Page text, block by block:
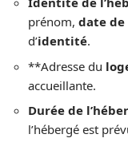
prénom, date de
d’identité.
**Adresse du
accueillante.
Durée de
l’hébergé est